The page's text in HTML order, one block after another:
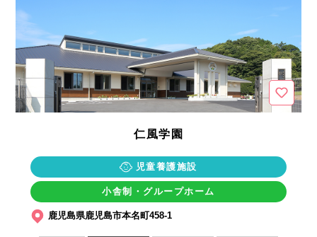
仁風学園
児童養護施設
小舎制・グループホーム
鹿児島県鹿児島市本名町458-1